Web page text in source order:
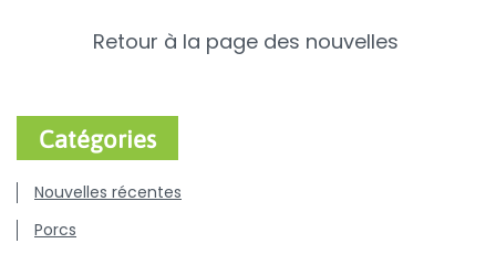
Retour à la page des nouvelles
Catégories
Nouvelles récentes
Porcs